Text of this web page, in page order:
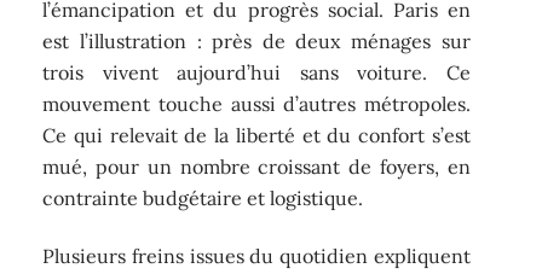
l’émancipation et du progrès social. Paris en
est l’illustration : près de deux ménages sur
trois vivent aujourd’hui sans voiture. Ce
mouvement touche aussi d’autres métropoles.
Ce qui relevait de la liberté et du confort s’est
mué, pour un nombre croissant de foyers, en
contrainte budgétaire et logistique.
Plusieurs freins issues du quotidien expliquent